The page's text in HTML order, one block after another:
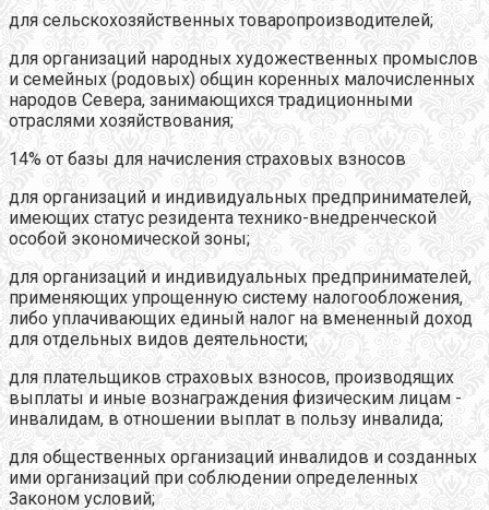
для сельскохозяйственных товаропроизводителей;
для организаций народных художественных промыслов
и семейных (родовых) общин коренных малочисленных
народов Севера, занимающихся традиционными
отраслями хозяйствования;
14% от базы для начисления страховых взносов
для организаций и индивидуальных предпринимателей,
имеющих статус резидента технико-внедренческой
особой экономической зоны;
для организаций и индивидуальных предпринимателей,
применяющих упрощенную систему налогообложения,
либо уплачивающих единый налог на вмененный доход
для отдельных видов деятельности;
для плательщиков страховых взносов, производящих
выплаты и иные вознаграждения физическим лицам -
инвалидам, в отношении выплат в пользу инвалида;
для общественных организаций инвалидов и созданных
ими организаций при соблюдении определенных
Законом условий;